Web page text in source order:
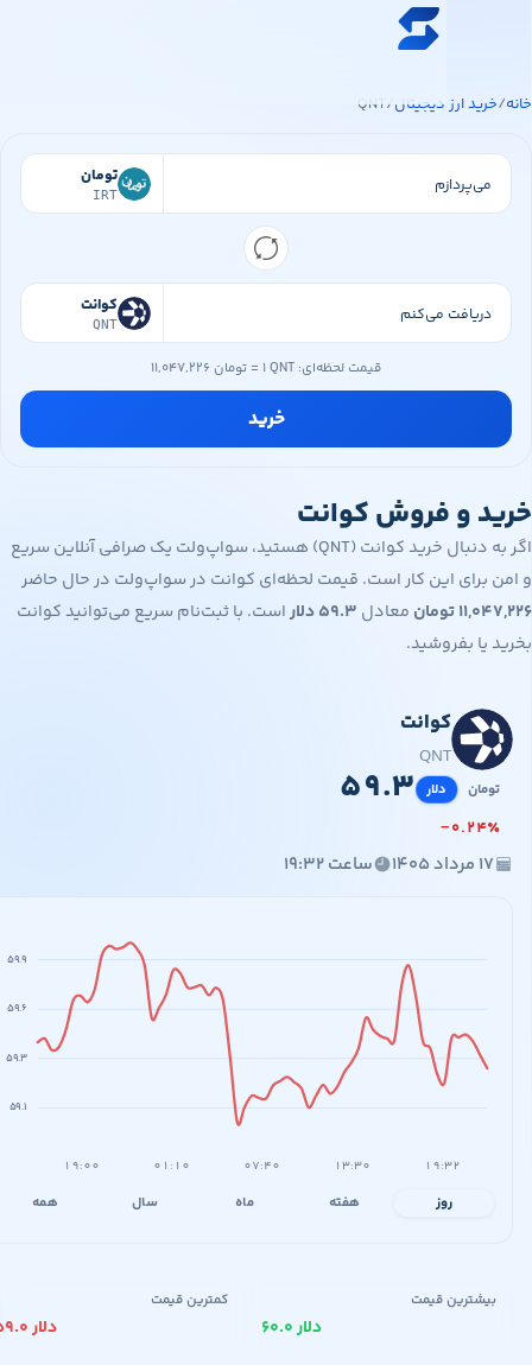
محتوای اصلی
خرید ارز دیجیتال
قیمت ارز دیجیتال
سواپ‌مگ
ارز دیجیتال/
QNT
و فروش کوانت
اگر به دنبال خرید کوانت (QNT) هستید، سواپ‌ولت یک صرافی آنلاین سریع
این کار است. قیمت لحظه‌ای کوانت در سواپ‌ولت در حال حاضر
تومانمعادل۵۹.۳ دلاراست. با ثبت‌نام سریع می‌توانید کوانت
بفروشید.
تومان
IRT
کوانت
QNT
قیمت لحظه‌ای:۱ QNT=۱۱,۰۴۷,۲۲۶ تومان
کوانت
QNT
دلار ۵۹.۳
−۰
ساعت ۱۹:۳۲
۵۹.۶
۵۹.۳
قیمت کمترین قیمت